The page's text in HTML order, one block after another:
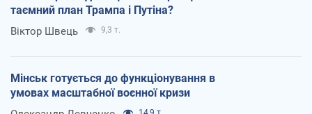
таємний план Трампа і Путіна?
Віктор Швець 9,3 т.
Мінськ готується до функціонування в
умовах масштабної воєнної кризи